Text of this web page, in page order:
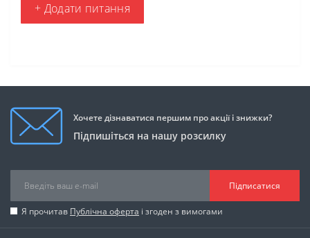
+ Додати питання
Хочете дізнаватися першим про акції і знижки?
Підпишіться на нашу розсилку
Підписатися
Я прочитав Публічна оферта і згоден з вимогами